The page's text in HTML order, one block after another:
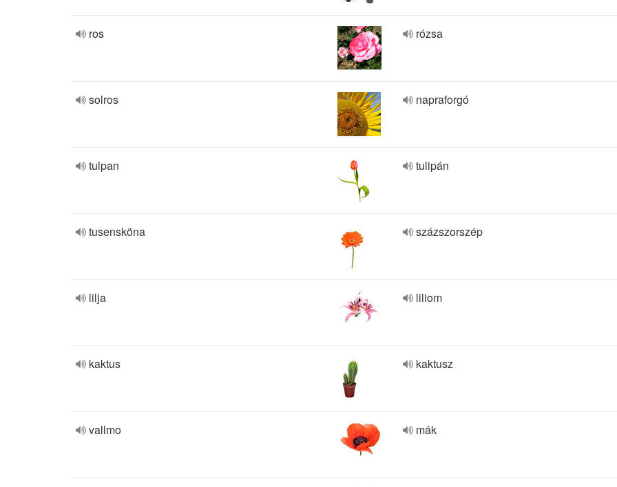
ros rózsa
solros napraforgó
tulpan tulipán
tusensköna százszorszép
lilja liliom
kaktus kaktusz
vallmo mák